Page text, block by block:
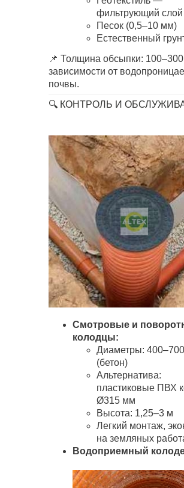
фильтрующий слой
Песок (0,5–10 мм)
Естественный
📌 Толщина обсыпки:
зависимости от
почвы.
🔍 КОНТРОЛЬ И
Смотровые и
колодцы:
Диаметры:
(бетон)
Альтернатива:
пластиковые ПВХ
Ø315 мм
Высота: 1,25–3 м
Легкий монтаж,
на земляных
Водоприемный